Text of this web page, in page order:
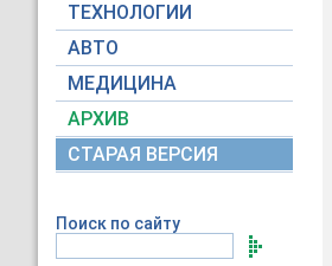
ТЕХНОЛОГИИ
АВТО
МЕДИЦИНА
АРХИВ
СТАРАЯ ВЕРСИЯ
Поиск по сайту